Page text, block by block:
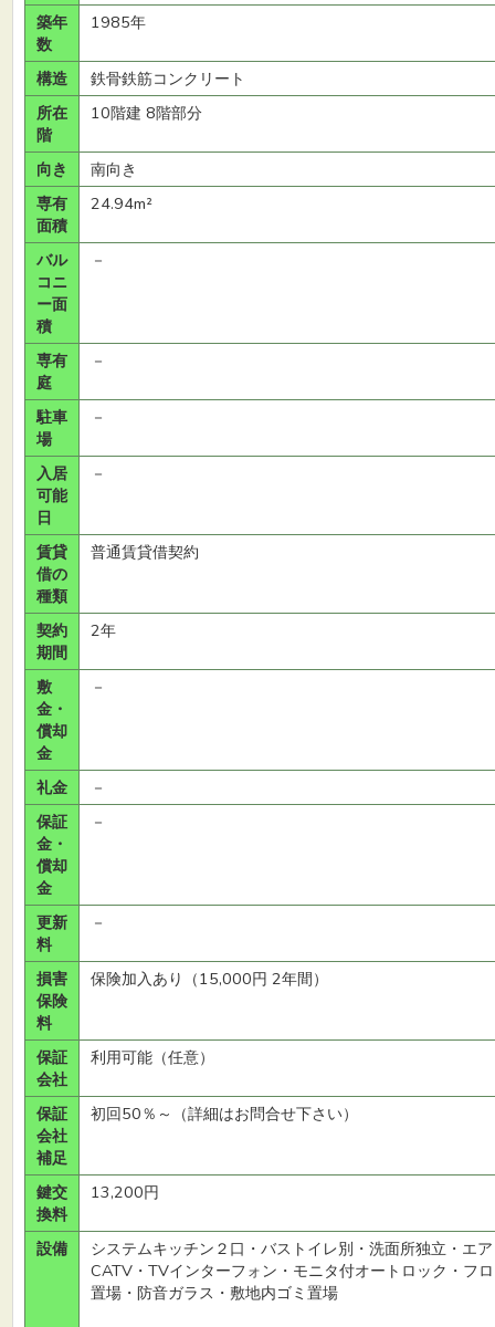
築年
数
1985年
構造
鉄骨鉄筋コンクリート
所在
階
10階建 8階部分
向き
南向き
専有
面積
24.94m²
バル
コニ
ー面
積
－
専有
庭
－
駐車
場
－
入居
可能
日
－
賃貸
借の
種類
普通賃貸借契約
契約
期間
2年
敷
金・
償却
金
－
礼金
－
保証
金・
償却
金
－
更新
料
－
損害
保険
料
保険加入あり（15,000円 2年間）
保証
会社
利用可能（任意）
保証
会社
補足
初回50％～（詳細はお問合せ下さい）
鍵交
換料
13,200円
設備
システムキッチン２口・バストイレ別・洗面所独立・エ
CATV・TVインターフォン・モニタ付オートロック・フ
置場・防音ガラス・敷地内ゴミ置場